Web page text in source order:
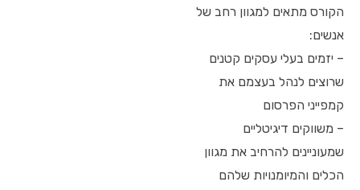
הקורס מתאים למגוון רחב של
אנשים:
– יזמים בעלי עסקים קטנים
שרוצים לנהל בעצמם את
קמפייני הפרסום
– משווקים דיגיטליים
שמעוניינים להרחיב את מגוון
הכלים והמיומנויות שלהם